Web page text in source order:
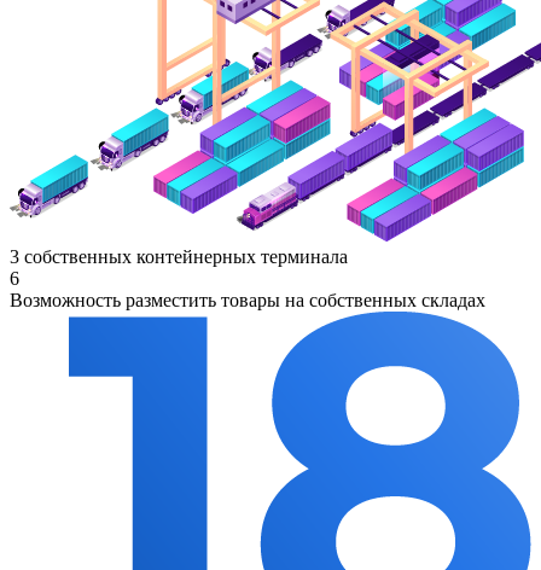
3 собственных контейнерных терминала
6
Возможность разместить товары на собственных складах